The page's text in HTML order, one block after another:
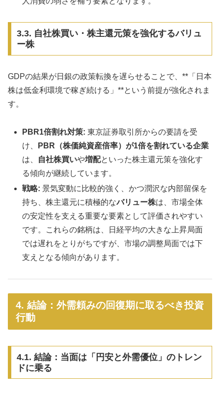
3.3. 自社株買い・株主還元策を強化するバリュ
ー株
GDPの結果が日銀の政策転換を遅らせることで、**「日本
株は低金利環境で稼ぎ続ける」**という前提が強化されま
す。
PBR1倍割れ対策: 東京証券取引所からの要請を受
け、
PBR（株価純資産倍率）が1倍を割れている企業
は、
自社株買いや増配といった株主還元策を強化す
る傾向が継続しています。
戦略: 景気変動に比較的強く、かつ潤沢な内部留保を
持ち、株主還元に積極的なバリュー株は、市場全体
の安定性を支える重要な要素として評価されやすい
です。これらの銘柄は、日経平均の大きな上昇局面
では遅れをとりがちですが、市場の調整局面では下
支えとなる傾向があります。
4. 結論：外需頼みの回復期に取るべき投資
行動
4.1. 結論：当面は「円安と外需優位」のトレン
ドに乗る